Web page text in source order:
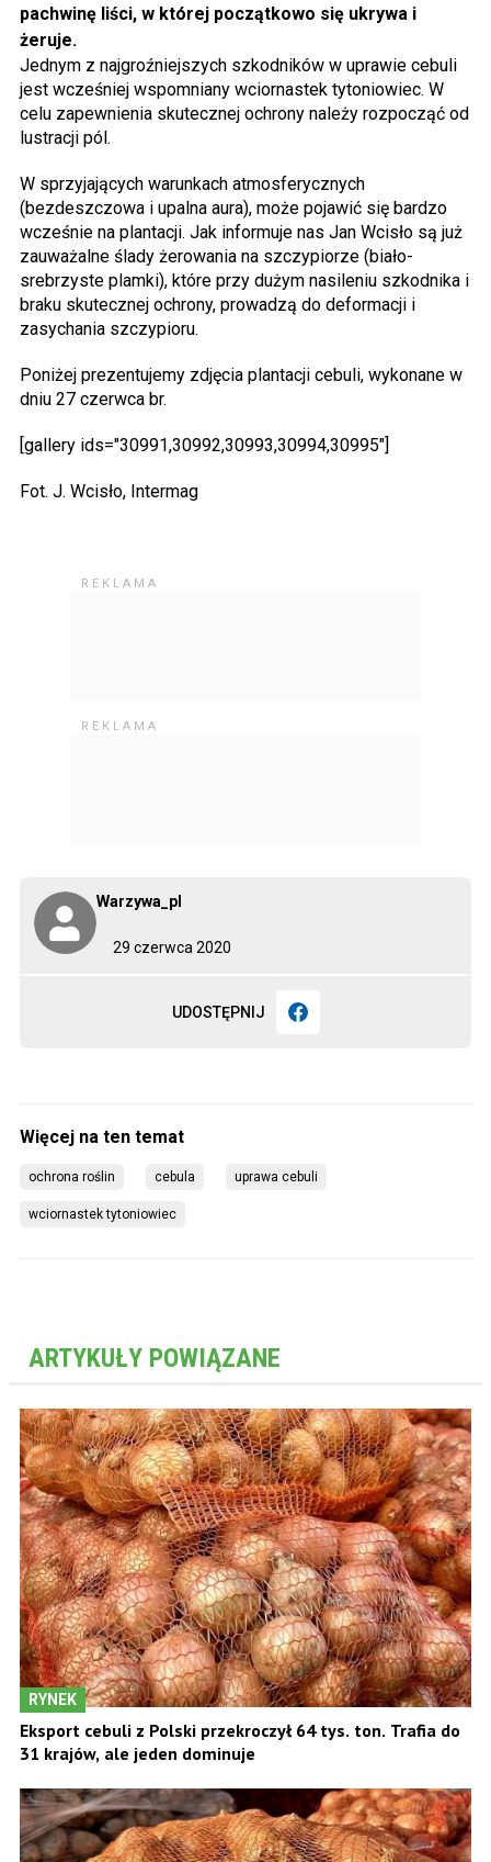
29 czerwca 2020
Warzywa_pl
UDOSTĘPNIJ
pachwinę liści, w której początkowo się ukrywa i
żeruje.
Jednym z najgroźniejszych szkodników w uprawie cebuli
jest wcześniej wspomniany wciornastek tytoniowiec. W
celu zapewnienia skutecznej ochrony należy rozpocząć od
lustracji pól.
W sprzyjających warunkach atmosferycznych
(bezdeszczowa i upalna aura), może pojawić się bardzo
wcześnie na plantacji. Jak informuje nas Jan Wcisło są już
zauważalne ślady żerowania na szczypiorze (biało-
srebrzyste plamki), które przy dużym nasileniu szkodnika i
braku skutecznej ochrony, prowadzą do deformacji i
zasychania szczypioru.
Poniżej prezentujemy zdjęcia plantacji cebuli, wykonane w
dniu 27 czerwca br.
[gallery ids="30991,30992,30993,30994,30995"]
Fot. J. Wcisło, Intermag
ochrona roślin cebula uprawa cebuli
wciornastek tytoniowiec
ARTYKUŁY POWIĄZANE
RYNEK
Eksport cebuli z Polski przekroczył 64 tys. ton. Trafia do
31 krajów, ale jeden dominuje